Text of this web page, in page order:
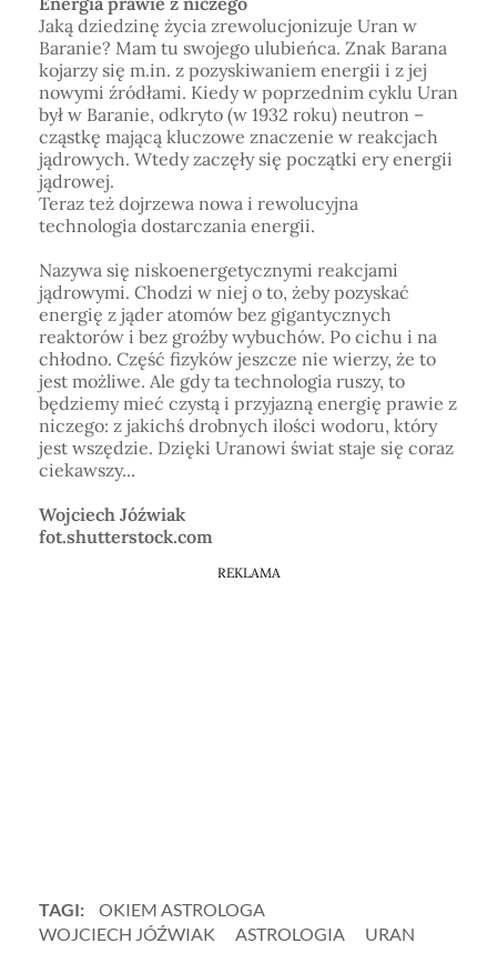
Jaką dziedzinę życia zrewolucjonizuje Uran w
Baranie? Mam tu swojego ulubieńca. Znak Barana
kojarzy się m.in. z pozyskiwaniem energii i z jej
nowymi źródłami. Kiedy w poprzednim cyklu Uran
był w Baranie, odkryto (w 1932 roku) neutron –
cząstkę mającą kluczowe znaczenie w reakcjach
jądrowych. Wtedy zaczęły się początki ery energii
jądrowej.
Teraz też dojrzewa nowa i rewolucyjna
technologia dostarczania energii.
Nazywa się niskoenergetycznymi reakcjami
jądrowymi. Chodzi w niej o to, żeby pozyskać
energię z jąder atomów bez gigantycznych
reaktorów i bez groźby wybuchów. Po cichu i na
chłodno. Część fizyków jeszcze nie wierzy, że to
jest możliwe. Ale gdy ta technologia ruszy, to
będziemy mieć czystą i przyjazną energię prawie z
niczego: z jakichś drobnych ilości wodoru, który
jest wszędzie. Dzięki Uranowi świat staje się coraz
ciekawszy...
Wojciech Jóźwiak
fot.shutterstock.com
REKLAMA
TAGI:
OKIEM ASTROLOGA
WOJCIECH JÓŹWIAK
ASTROLOGIA URAN